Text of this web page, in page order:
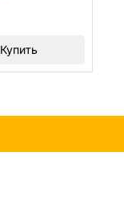
Купить